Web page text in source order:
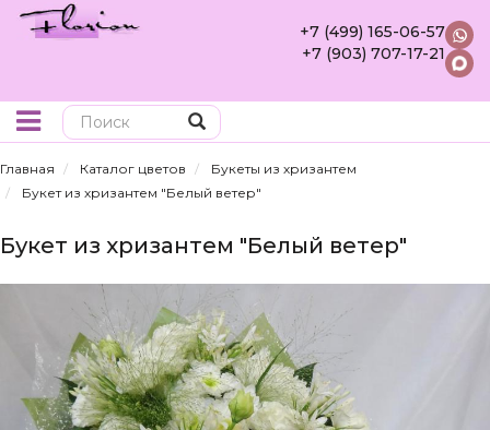
+7 (499) 165-06-57
+7 (903) 707-17-21
Главная Каталог цветов
Букеты из хризантем
Букет из хризантем "Белый ветер"
Букет из хризантем "Белый ветер"